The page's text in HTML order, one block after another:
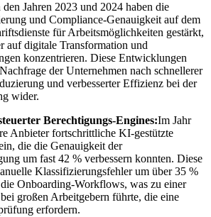
Jahren 2023 und 2024 haben die
und Compliance-Genauigkeit auf dem
für Arbeitsmöglichkeiten gestärkt,
auf digitale Transformation und
konzentrieren. Diese Entwicklungen
der Unternehmen nach schnellerer
und verbesserter Effizienz bei der
wider.
Berechtigungs-Engines:Im Jahr
Anbieter fortschrittliche KI-gestützte
die die Genauigkeit der
um fast 42 % verbessern konnten. Diese
Klassifizierungsfehler um über 35 %
Onboarding-Workflows, was zu einer
großen Arbeitgebern führte, die eine
erfordern.